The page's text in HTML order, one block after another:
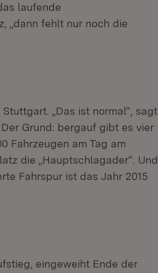
laufende
„dann fehlt nur noch die
„Das ist normal“, sagt
Grund: bergauf gibt es vier
Fahrzeugen am Tag am
die „Hauptschlagader“. Und
Fahrspur ist das Jahr 2015
eingeweiht Ende der